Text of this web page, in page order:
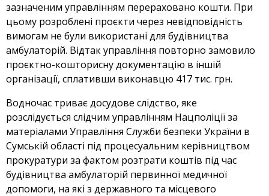
зазначеним управлінням перераховано кошти. При
цьому розроблені проєкти через невідповідність
вимогам не були використані для будівництва
амбулаторій. Відтак управління повторно замовило
проєктно-кошторисну документацію в іншій
організації, сплативши виконавцю 417 тис. грн.
Водночас триває досудове слідство, яке
розслідується слідчим управлінням Нацполіції за
матеріалами Управління Служби безпеки України в
Сумській області під процесуальним керівництвом
прокуратури за фактом розтрати коштів під час
будівництва амбулаторій первинної медичної
допомоги, на які з державного та місцевого